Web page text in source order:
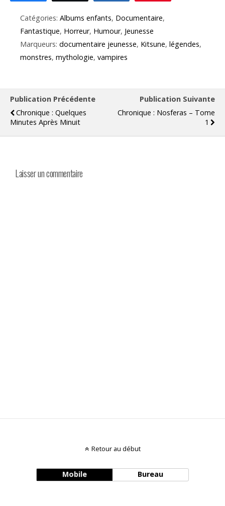
Catégories: Albums enfants, Documentaire,
Fantastique, Horreur, Humour, Jeunesse
Marqueurs: documentaire jeunesse, Kitsune, légendes,
monstres, mythologie, vampires
Publication Précédente
Chronique : Quelques
Minutes Après Minuit
Publication Suivante
Chronique : Nosferas – Tome
1
Laisser un commentaire
Retour au début
Mobile Bureau